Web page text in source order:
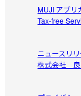
MUJI アプリ
Tax-free
ニュースリリ
株式会社 良